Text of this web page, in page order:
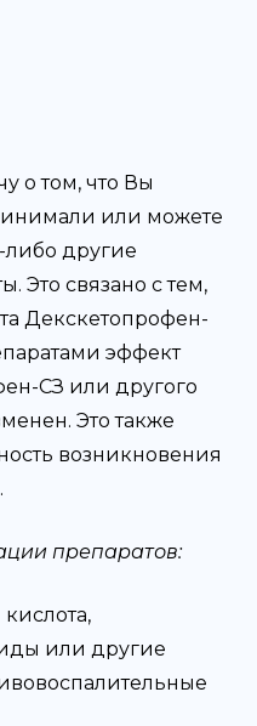
о том, что Вы
или можете
либо другие
Это связано с тем,
Декскетопрофен-
эффект
СЗ или другого
Это также
возникновения
препаратов:
или другие